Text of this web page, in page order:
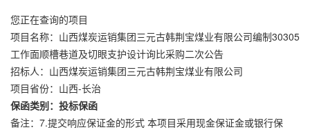
您正在查询的项目
项目名称：山西煤炭运销集团三元古韩荆宝煤业有限公司编制30305
工作面顺槽巷道及切眼支护设计询比采购二次公告
招标人：山西煤炭运销集团三元古韩荆宝煤业有限公司
项目省份：山西-长治
保函类别：投标保函
备注：7.提交响应保证金的形式 本项目采用现金保证金或银行保